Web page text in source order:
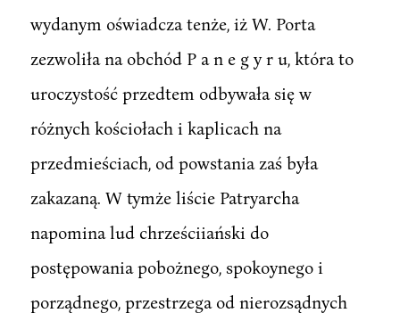
wydanym oświadcza tenże, iż W. Porta
zezwoliła na obchód P a n e g y r u, która to
uroczystość przedtem odbywała się w
różnych kościołach i kaplicach na
przedmieściach, od powstania zaś była
zakazaną. W tymże liście Patryarcha
napomina lud chrześciiański do
postępowania pobożnego, spokoynego i
porządnego, przestrzega od nierozsądnych